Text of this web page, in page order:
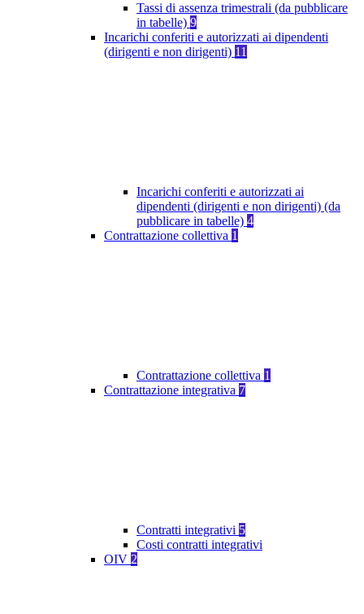
Tassi di assenza trimestrali (da pubblicare
in tabelle) 9
Incarichi conferiti e autorizzati ai dipendenti
(dirigenti e non dirigenti) 11
Incarichi conferiti e autorizzati ai
dipendenti (dirigenti e non dirigenti) (da
pubblicare in tabelle) 4
Contrattazione collettiva 1
Contrattazione collettiva 1
Contrattazione integrativa 7
Contratti integrativi 5
Costi contratti integrativi
OIV 2